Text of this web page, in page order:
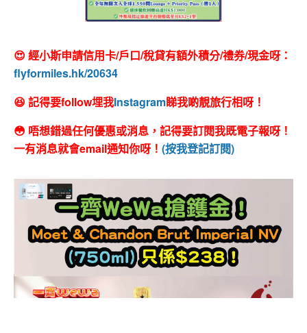
😍 經小斯申請信用卡/戶口/稅貸有額外積分/禮券/現金呀：
flyformiles.hk/20634
😆 記得要follow埋我Instagram睇我啲靚旅行相呀！
😳 唔想錯過任何優惠或消息，記得要訂閱我既電子報呀！
一有消息就會email通知你呀！ (按我登記訂閱)